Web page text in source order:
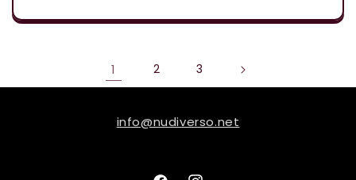
1 2 3
info@nudiverso.net